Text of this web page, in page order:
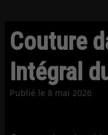
Couture
Intégral
Publié le 8 mai 2026